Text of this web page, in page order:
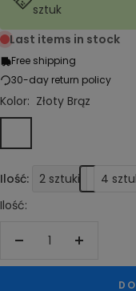
sztuk
Last items in stock
Free shipping
30-day return policy
Kolor: Złoty Brąz
Brąz
Ilość: 2 sztuki 4
Ilość:
Zwiększ
ilość
Zmniejsz
ilość